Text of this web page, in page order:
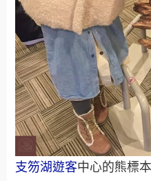
支笏湖遊客中心的熊標